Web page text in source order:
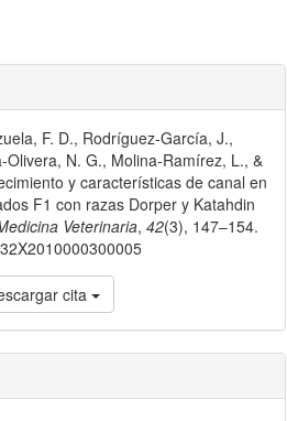
F. D., Rodríguez-García, J.,
N. G., Molina-Ramírez, L., &
y características de canal en
F1 con razas Dorper y Katahdin
Veterinaria,42(3), 147–154.
cita